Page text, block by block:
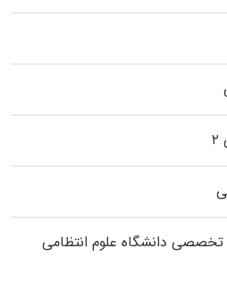
داﻧﺸﮕﺎه ﻋﻠﻮم انتظامی